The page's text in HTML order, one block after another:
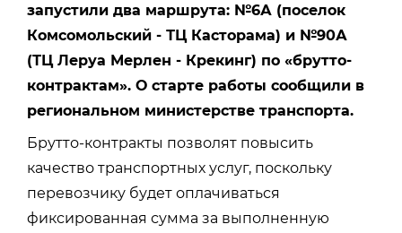
запустили два маршрута: №6А (поселок
Комсомольский - ТЦ Касторама) и №90А
(ТЦ Леруа Мерлен - Крекинг) по «брутто-
контрактам». О старте работы сообщили в
региональном министерстве транспорта.
Брутто-контракты позволят повысить
качество транспортных услуг, поскольку
перевозчику будет оплачиваться
фиксированная сумма за выполненную